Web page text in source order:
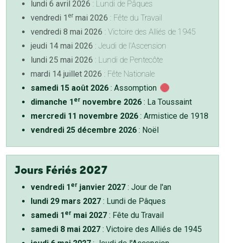
lundi 6 avril 2026 : Lundi de Pâques
vendredi 1 er mai 2026 : Fête du Travail
vendredi 8 mai 2026 : Victoire des Alliés de 1945
jeudi 14 mai 2026 : Jeudi de l'Ascension
lundi 25 mai 2026 : Lundi de Pentecôte
mardi 14 juillet 2026 : Fête Nationale
samedi 15 août 2026 : Assomption
dimanche 1 er novembre 2026 : La Toussaint
mercredi 11 novembre 2026 : Armistice de 1918
vendredi 25 décembre 2026 : Noël
Jours Fériés 2027
vendredi 1 er janvier 2027 : Jour de l'an
lundi 29 mars 2027 : Lundi de Pâques
samedi 1 er mai 2027 : Fête du Travail
samedi 8 mai 2027 : Victoire des Alliés de 1945